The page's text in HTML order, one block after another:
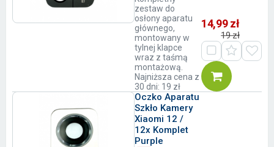
zestaw do
osłony aparatu
głównego,
montowany w
tylnej klapce
wraz z taśmą
montażową.
Najniższa cena z
30 dni: 19 zł
14,99 zł
19 zł
Oczko Aparatu
Szkło Kamery
Xiaomi 12 /
12x Komplet
Purple